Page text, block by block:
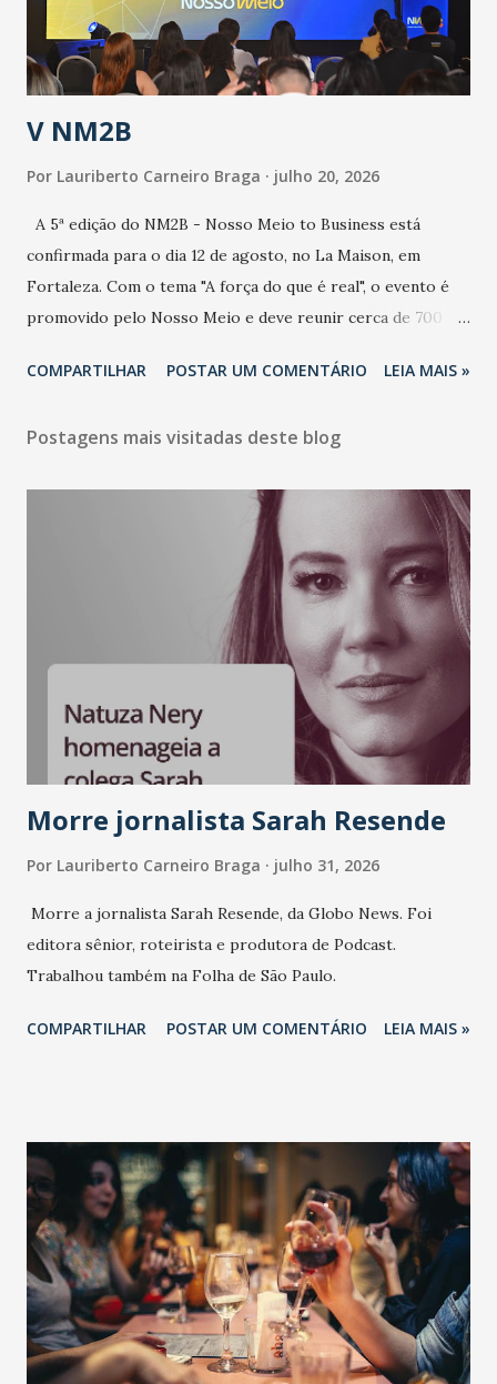
secretário. Segundo ele, é uma epidemia com chance de
contaminação alta, podendo gerar um grande risco à
população e ao sistema de saúde. “Precisamos saber fazer a
estratificação do risco da doença, para não so...
V NM2B
Por Lauriberto Carneiro Braga julho 20, 2026
A 5ª edição do NM2B - Nosso Meio to Business está
confirmada para o dia 12 de agosto, no La Maison, em
Fortaleza. Com o tema "A força do que é real", o evento é
promovido pelo Nosso Meio e deve reunir cerca de 700
e lideranças do Mercado Nacional. Desde 2022, o NM2B
de negócios do Nordeste, reunindo profissionais de marcas
LinkedIn, VISA, Grupo 3corações, TikTok e M. Dias Branco.
A nova edição chega em um momento em que autenticidade
e consistência ganham peso nas conversas sobre marca,
liderança e estratégia. - Vivemos um momento em que todo
mundo fala muito e poucos entregam de verdade. O NM2B
sempre existiu para dar palco a quem constrói com
consistência, e nesta edição isso fica ainda mais claro.
Vamos reforçar que ser genuíno sustenta a confiança entre
marcas, pessoas e mercado", afirma Tamires So...
COMPARTILHAR POSTAR UM COMENTÁRIO LEIA MAIS »
Postagens mais visitadas deste blog
Morre jornalista Sarah Resende
Por Lauriberto Carneiro Braga julho 31, 2026
Morre a jornalista Sarah Resende, da Globo News. Foi
editora sênior, roteirista e produtora de Podcast.
Trabalhou também na Folha de São Paulo.
COMPARTILHAR POSTAR UM COMENTÁRIO LEIA MAIS »